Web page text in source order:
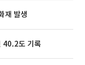
재 발생
도 기록